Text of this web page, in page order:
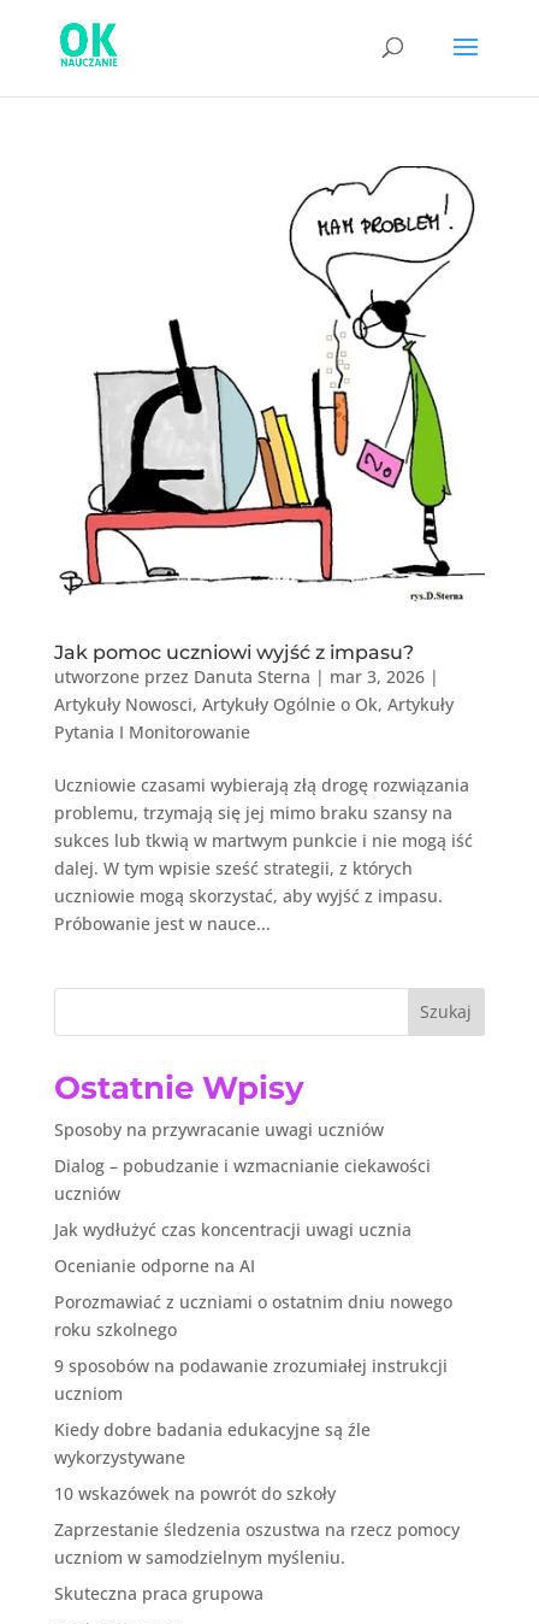
Jak pomoc uczniowi wyjść z impasu?
utworzone przez Danuta Sterna | mar 3, 2026|
Artykuły Nowosci, Artykuły Ogólnie o Ok, Artykuły
Pytania I Monitorowanie
Uczniowie czasami wybierają złą drogę rozwiązania
problemu, trzymają się jej mimo braku szansy na
sukces lub tkwią w martwym punkcie i nie mogą iść
dalej. W tym wpisie sześć strategii, z których
uczniowie mogą skorzystać, aby wyjść z impasu.
Próbowanie jest w nauce...
Szukaj
Ostatnie Wpisy
Sposoby na przywracanie uwagi uczniów
Dialog – pobudzanie i wzmacnianie ciekawości
uczniów
Jak wydłużyć czas koncentracji uwagi ucznia
Ocenianie odporne na AI
Porozmawiać z uczniami o ostatnim dniu nowego
roku szkolnego
9 sposobów na podawanie zrozumiałej instrukcji
uczniom
Kiedy dobre badania edukacyjne są źle
wykorzystywane
10 wskazówek na powrót do szkoły
Zaprzestanie śledzenia oszustwa na rzecz pomocy
uczniom w samodzielnym myśleniu.
Skuteczna praca grupowa